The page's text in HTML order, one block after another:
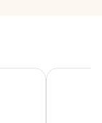
東京灣潮